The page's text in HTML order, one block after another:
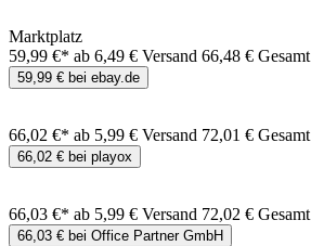
Marktplatz
59,99 €* ab 6,49 € Versand 66,48 € Gesamt
59,99 € bei ebay.de
66,02 €* ab 5,99 € Versand 72,01 € Gesamt
66,02 € bei playox
66,03 €* ab 5,99 € Versand 72,02 € Gesamt
66,03 € bei Office Partner GmbH